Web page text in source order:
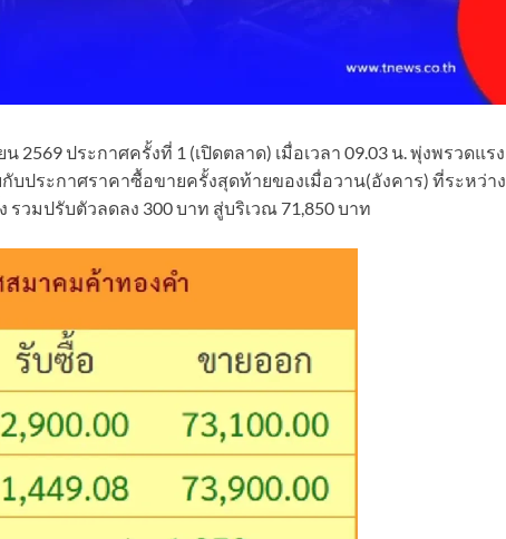
ประกาศครั้งที่ 1 (เปิดตลาด) เมื่อเวลา 09.03 น. พุ่งพรวดแรง
กับประกาศราคาซื้อขายครั้งสุดท้ายของเมื่อวาน(อังคาร) ที่ระหว่าง
วมปรับตัวลดลง 300 บาท สู่บริเวณ 71,850 บาท